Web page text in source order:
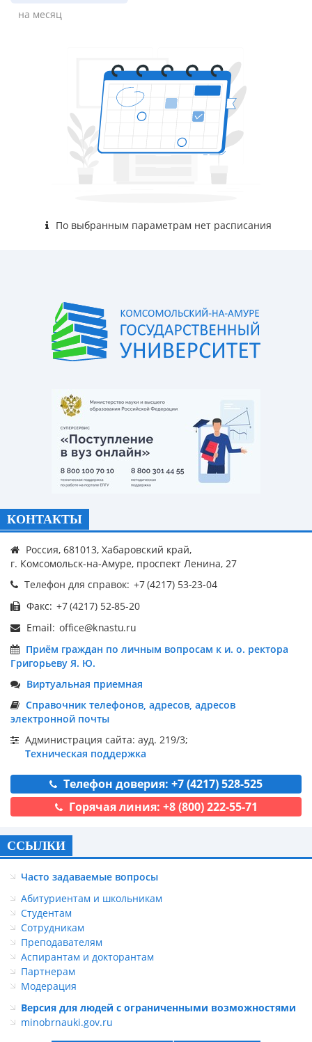
на месяц
По выбранным параметрам нет расписания
КОНТАКТЫ
Россия, 681013, Хабаровский край,
г. Комсомольск-на-Амуре, проспект Ленина, 27
Телефон для справок:
Факс:
Email:
Приём граждан по личным вопросам к и. о. ректора
Григорьеву Я. Ю.
Виртуальная приемная
Справочник телефонов, адресов, адресов
электронной почты
Администрация сайта: ауд. 219/3;
Техническая поддержка
Телефон доверия: +7 (4217) 528-525
Горячая линия: +8 (800) 222-55-71
ССЫЛКИ
Часто задаваемые вопросы
Абитуриентам и школьникам
Студентам
Сотрудникам
Преподавателям
Аспирантам и докторантам
Партнерам
Модерация
Версия для людей с ограниченными возможностями
minobrnauki.gov.ru